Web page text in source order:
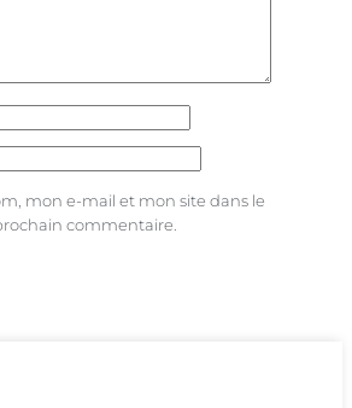
mon e-mail et mon site dans le
commentaire.